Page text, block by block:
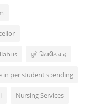
पुणे विद्यापीठ वाद
in per student spending
Nursing Services